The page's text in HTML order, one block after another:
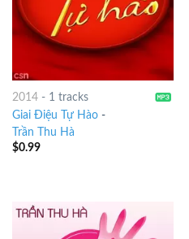
2014- 1 tracks
Giai Điệu Tự Hào-
Trần Thu Hà
$0.99